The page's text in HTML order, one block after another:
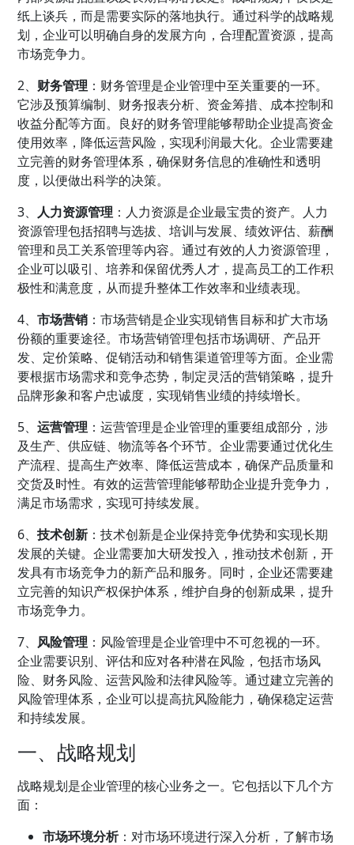
纸上谈兵，而是需要实际的落地执行。通过科学的战略规
划，企业可以明确自身的发展方向，合理配置资源，提高
市场竞争力。
2、 财务管理 ：财务管理是企业管理中至关重要的一环。
它涉及预算编制、财务报表分析、资金筹措、成本控制和
收益分配等方面。良好的财务管理能够帮助企业提高资金
使用效率，降低运营风险，实现利润最大化。企业需要建
立完善的财务管理体系，确保财务信息的准确性和透明
度，以便做出科学的决策。
3、 人力资源管理 ：人力资源是企业最宝贵的资产。人力
资源管理包括招聘与选拔、培训与发展、绩效评估、薪酬
管理和员工关系管理等内容。通过有效的人力资源管理，
企业可以吸引、培养和保留优秀人才，提高员工的工作积
极性和满意度，从而提升整体工作效率和业绩表现。
4、市场营销 ：市场营销是企业实现销售目标和扩大市场
份额的重要途径。市场营销管理包括市场调研、产品开
发、定价策略、促销活动和销售渠道管理等方面。企业需
要根据市场需求和竞争态势，制定灵活的营销策略，提升
品牌形象和客户忠诚度，实现销售业绩的持续增长。
5、运营管理 ：运营管理是企业管理的重要组成部分，涉
及生产、供应链、物流等各个环节。企业需要通过优化生
产流程、提高生产效率、降低运营成本，确保产品质量和
交货及时性。有效的运营管理能够帮助企业提升竞争力，
满足市场需求，实现可持续发展。
6、技术创新 ：技术创新是企业保持竞争优势和实现长期
发展的关键。企业需要加大研发投入，推动技术创新，开
发具有市场竞争力的新产品和服务。同时，企业还需要建
立完善的知识产权保护体系，维护自身的创新成果，提升
市场竞争力。
7、 风险管理 ：风险管理是企业管理中不可忽视的一环。
企业需要识别、评估和应对各种潜在风险，包括市场风
险、财务风险、运营风险和法律风险等。通过建立完善的
风险管理体系，企业可以提高抗风险能力，确保稳定运营
和持续发展。
一、战略规划
战略规划是企业管理的核心业务之一。它包括以下几个方
面：
市场环境分析：对市场环境进行深入分析，了解市场